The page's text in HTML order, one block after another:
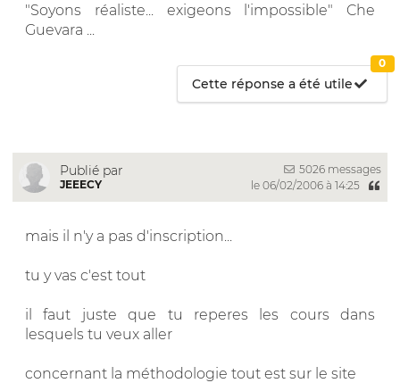
"Soyons réaliste... exigeons l'impossible" Che
Guevara ...
Cette réponse a été utile
0
Publié par
JEEECY
5026 messages
le 06/02/2006 à 14:25
mais il n'y a pas d'inscription...
tu y vas c'est tout
il faut juste que tu reperes les cours dans
lesquels tu veux aller
concernant la méthodologie tout est sur le site